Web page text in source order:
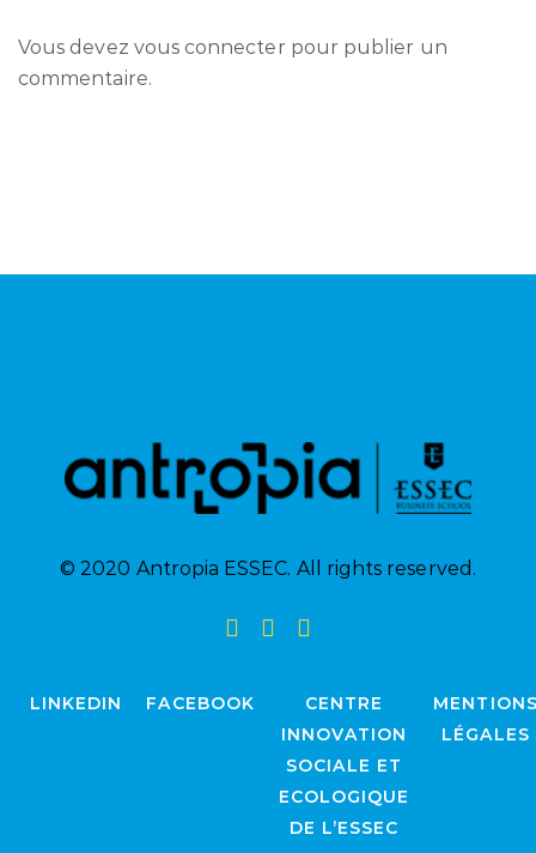
Vous devez vous connecter pour publier un
commentaire.
© 2020 Antropia ESSEC. All rights reserved.
LINKEDIN FACEBOOK
CENTRE
INNOVATION
SOCIALE ET
ECOLOGIQUE
DE L’ESSEC
LÉGALES